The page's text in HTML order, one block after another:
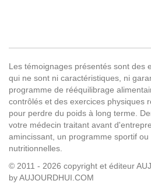
Les témoignages présentés sont des
qui ne sont ni caractéristiques, ni
programme de rééquilibrage
contrôlés et des exercices physiques
pour perdre du poids à long terme.
votre médecin traitant avant
amincissant, un programme sportif
nutritionnelles.
© 2011 - 2026 copyright et éditeur
by AUJOURDHUI.COM